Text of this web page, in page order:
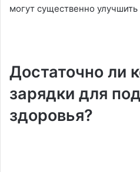
могут существенно улучшить
Достаточно ли
зарядки для
здоровья?